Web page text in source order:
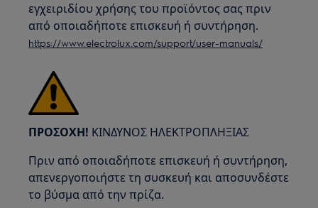
εγχειριδίου χρήσης του προϊόντος σας πριν
από οποιαδήποτε επισκευή ή συντήρηση.
https://www.electrolux.com/support/user-manuals/
ΠΡΟΣΟΧΗ! ΚΙΝΔΥΝΟΣ ΗΛΕΚΤΡΟΠΛΗΞΙΑΣ
Πριν από οποιαδήποτε επισκευή ή συντήρηση,
απενεργοποιήστε τη συσκευή και αποσυνδέστε
το βύσμα από την πρίζα.